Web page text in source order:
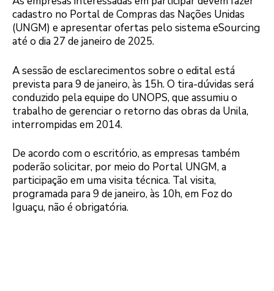
cadastro no Portal de Compras das Nações Unidas
(UNGM) e apresentar ofertas pelo sistema eSourcing
até o dia 27 de janeiro de 2025.
A sessão de esclarecimentos sobre o edital está
prevista para 9 de janeiro, às 15h. O tira-dúvidas será
conduzido pela equipe do UNOPS, que assumiu o
trabalho de gerenciar o retorno das obras da Unila,
interrompidas em 2014.
De acordo com o escritório, as empresas também
poderão solicitar, por meio do Portal UNGM, a
participação em uma visita técnica. Tal visita,
programada para 9 de janeiro, às 10h, em Foz do
Iguaçu, não é obrigatória.